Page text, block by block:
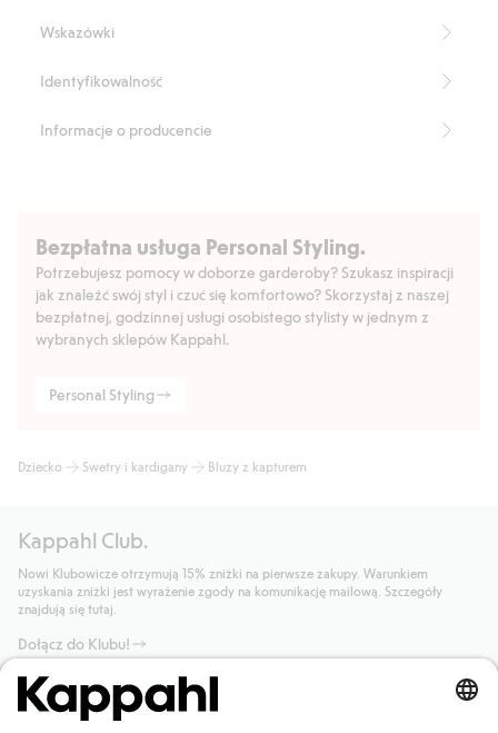
Wskazówki
Identyfikowalność
Informacje o producencie
Bezpłatna usługa Personal Styling.
Potrzebujesz pomocy w doborze garderoby? Szukasz inspiracji
jak znaleźć swój styl i czuć się komfortowo? Skorzystaj z naszej
bezpłatnej, godzinnej usługi osobistego stylisty w jednym z
wybranych sklepów Kappahl.
Personal Styling
Dziecko Swetry i kardigany Bluzy z kapturem
Kappahl Club.
Nowi Klubowicze otrzymują 15% zniżki na pierwsze zakupy. Warunkiem
uzyskania zniżki jest wyrażenie zgody na komunikację mailową. Szczegóły
znajdują się tutaj.
Dołącz do Klubu!